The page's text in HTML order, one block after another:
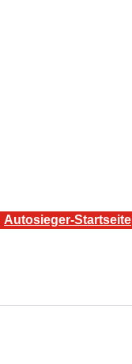
Autosieger-Startseite